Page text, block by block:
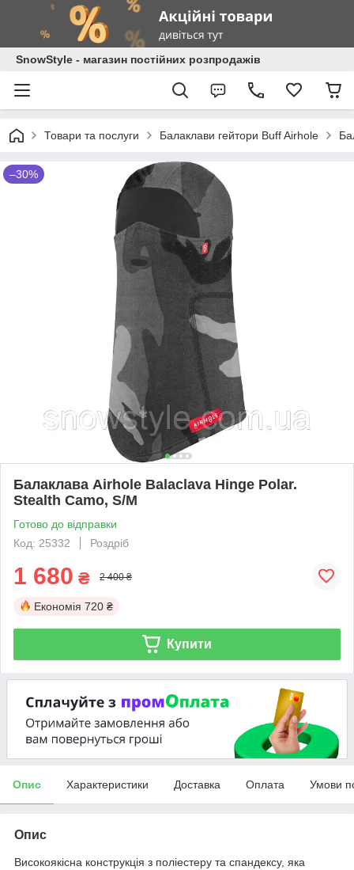
SnowStyle - магазин постійних розпродажів
Товари та послуги Балаклави гейтори Buff Airhole
–30%
Балаклава Airhole Balaclava Hinge Polar.
Stealth Camo, S/M
Готово до відправки
Код: 25332
Роздріб
1 680 ₴ 2 400 ₴
Економія 720 ₴
Купити
Опис Характеристики Доставка Оплата Умови
Опис
Високоякісна конструкція з поліестеру та спандексу, яка